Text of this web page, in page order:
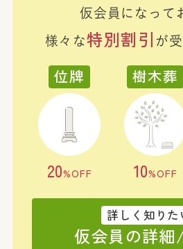
仮会員になって
様々な特別割引 が
位牌
20%OFF
樹木葬
10%OFF
詳しく知りた
仮会員の詳